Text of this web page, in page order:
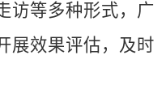
访等多种形式，广
展效果评估，及时